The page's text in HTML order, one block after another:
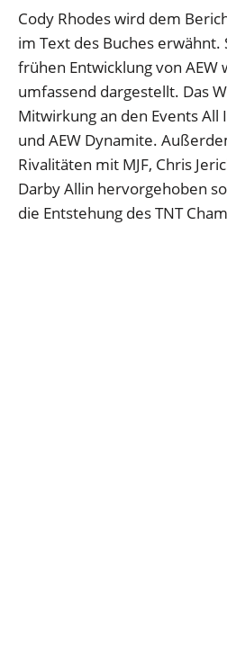
Cody Rhodes wird dem
im Text des Buches erwähnt.
frühen Entwicklung von AEW
umfassend dargestellt. Das
Mitwirkung an den Events All
und AEW Dynamite.
Rivalitäten mit MJF, Chris
Darby Allin hervorgehoben
die Entstehung des TNT